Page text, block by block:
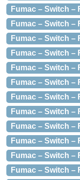
Fumac – Switch
Fumac – Switch
Fumac – Switch
Fumac – Switch
Fumac – Switch
Fumac – Switch
Fumac – Switch
Fumac – Switch
Fumac – Switch
Fumac – Switch
Fumac – Switch
Fumac – Switch